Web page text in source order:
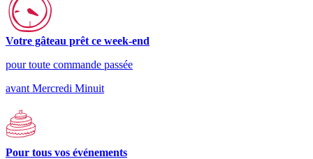
Votre gâteau prêt ce week-end
pour toute commande passée
avant Mercredi Minuit
Pour tous vos événements